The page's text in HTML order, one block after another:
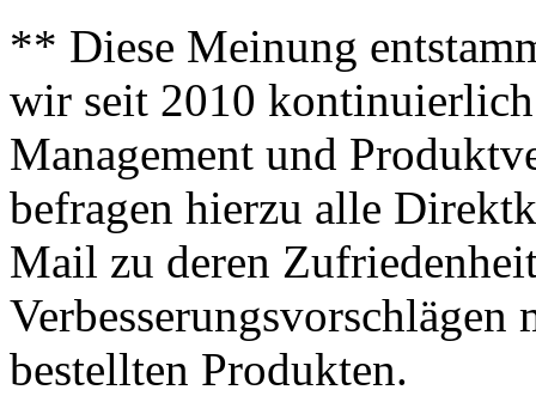
** Diese Meinung
wir seit 2010
Management und
befragen hierzu alle
Mail zu deren
bestellten Produkten.